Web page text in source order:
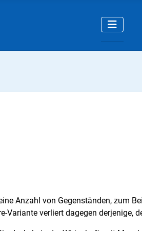
Anzahl von Gegenständen, zum
verliert dagegen derjenige,